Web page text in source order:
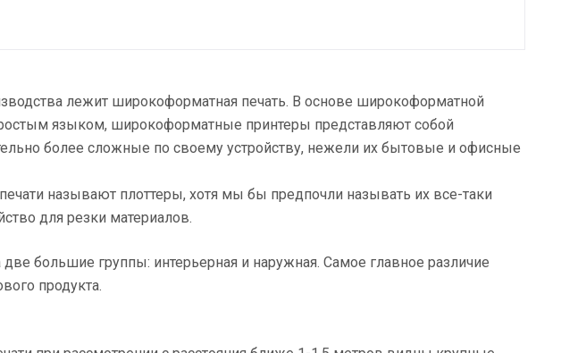
лежит широкоформатная печать. В основе широкоформатной
языком, широкоформатные принтеры представляют собой
более сложные по своему устройству, нежели их бытовые и офисные
называют плоттеры, хотя мы бы предпочли называть их все-таки
для резки материалов.
большие группы: интерьерная и наружная. Самое главное различие
продукта.